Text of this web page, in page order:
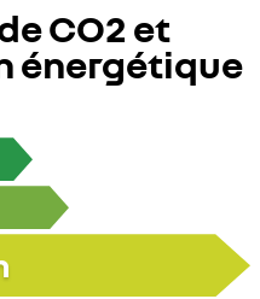
CO2 et
énergétique